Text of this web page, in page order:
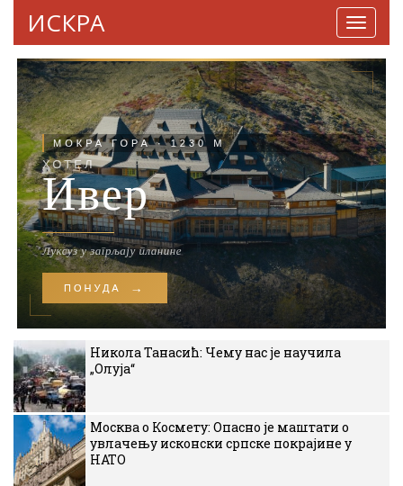
ИСКРА
Никола Танасић: Чему нас је научила
„Олуја“
Москва о Космету: Опасно је маштати о
увлачењу исконски српске покрајине у
НАТО